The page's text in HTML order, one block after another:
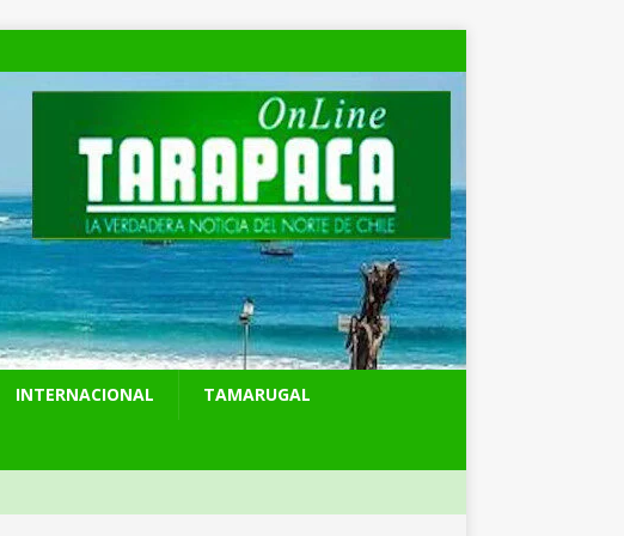
INTERNACIONAL TAMARUGAL